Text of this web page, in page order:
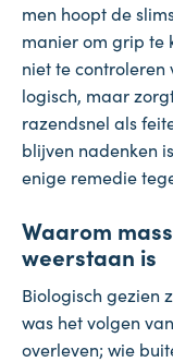
men hoopt de
manier om grip te
niet te
logisch, maar
razendsnel als
blijven nadenken
enige remedie
Waarom
weerstaan is
Biologisch gezien
was het volgen
overleven; wie